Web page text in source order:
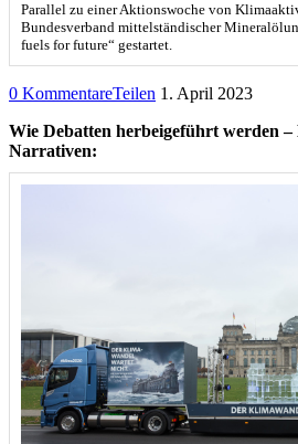
Parallel zu einer Aktionswoche von
Bundesverband mittelständischer
fuels for future“ gestartet.
0 KommentareTeilen 1. April 2023
Wie Debatten herbeigeführt werden –
Narrativen: